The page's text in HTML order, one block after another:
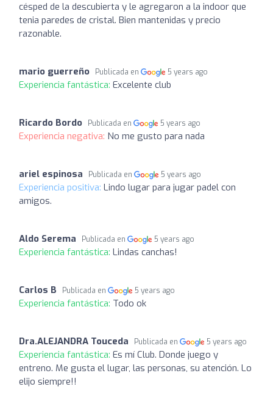
césped de la descubierta y le agregaron a la indoor que
tenia paredes de cristal. Bien mantenidas y precio
razonable.
mario guerreño Publicada en 5 years ago
Experiencia fantástica: Excelente club
Ricardo Bordo Publicada en 5 years ago
Experiencia negativa: No me gusto para nada
ariel espinosa Publicada en 5 years ago
Experiencia positiva: Lindo lugar para jugar padel con
amigos.
Aldo Serema Publicada en 5 years ago
Experiencia fantástica: Lindas canchas!
Carlos B Publicada en 5 years ago
Experiencia fantástica: Todo ok
Dra.ALEJANDRA Touceda Publicada en 5 years ago
Experiencia fantástica: Es mí Club. Donde juego y
entreno. Me gusta el lugar, las personas, su atención. Lo
elijo siempre!!